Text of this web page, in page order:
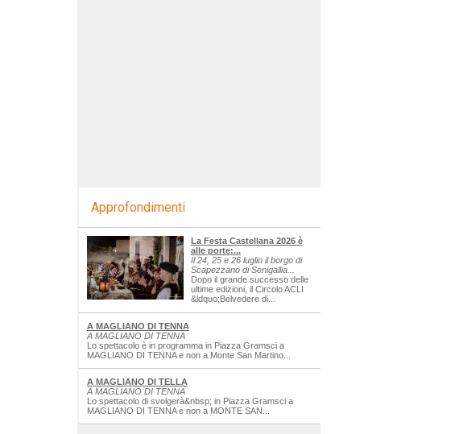
Approfondimenti
La Festa Castellana 2026 è
alle porte:...
Il 24, 25 e 26 luglio il borgo di
Scapezzano di Senigallia...
Dopo il grande successo delle
ultime edizioni, il Circolo ACLI
&ldquo;Belvedere di...
A MAGLIANO DI TENNA
A MAGLIANO DI TENNA
Lo spettacolo è in programma in Piazza Gramsci a
MAGLIANO DI TENNA e non a Monte San Martino...
A MAGLIANO DI TELLA
A MAGLIANO DI TENNA
Lo spettacolo di svolgerà&nbsp; in Piazza Gramsci a
MAGLIANO DI TENNA e non a MONTE SAN...